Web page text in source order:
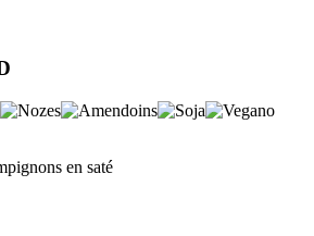
en saté